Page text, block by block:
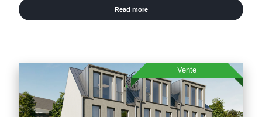
Read more
Vente